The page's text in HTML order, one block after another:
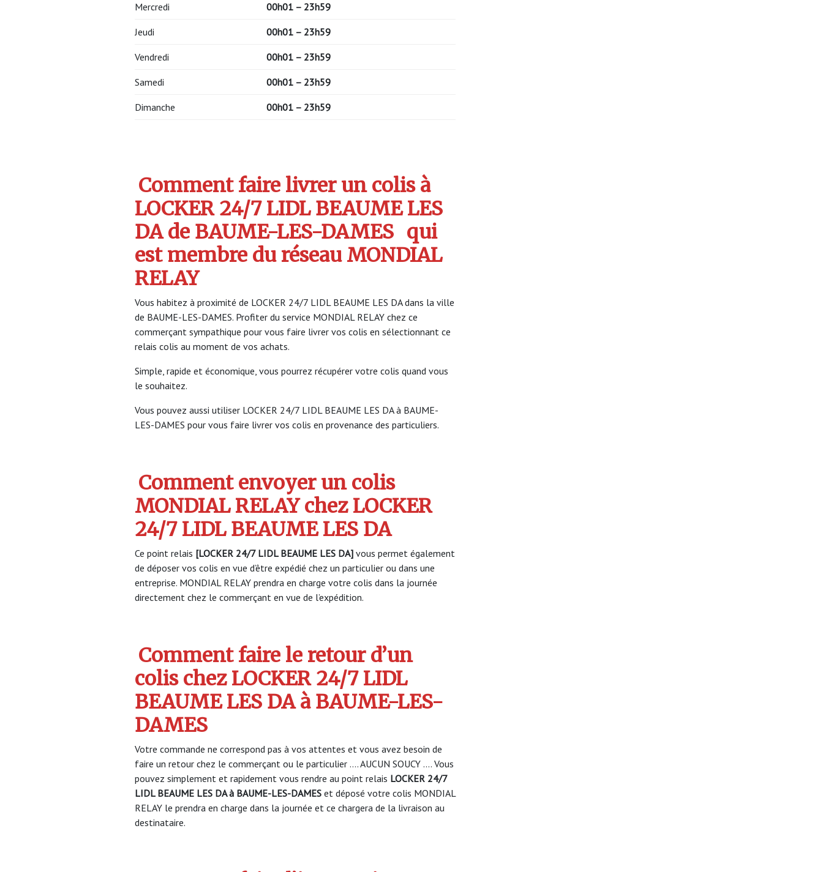
Mercredi 00h01 – 23h59
Jeudi 00h01 – 23h59
Vendredi 00h01 – 23h59
Samedi 00h01 – 23h59
Dimanche 00h01 – 23h59
Comment faire livrer un colis à
LOCKER 24/7 LIDL BEAUME LES
DA de BAUME-LES-DAMES qui
est membre du réseau MONDIAL
RELAY
Vous habitez à proximité de LOCKER 24/7 LIDL BEAUME LES DA dans la ville
de BAUME-LES-DAMES. Profiter du service MONDIAL RELAY chez ce
commerçant sympathique pour vous faire livrer vos colis en sélectionnant ce
relais colis au moment de vos achats.
Simple, rapide et économique, vous pourrez récupérer votre colis quand vous
le souhaitez.
Vous pouvez aussi utiliser LOCKER 24/7 LIDL BEAUME LES DA à BAUME-
LES-DAMES pour vous faire livrer vos colis en provenance des particuliers.
Comment envoyer un colis
MONDIAL RELAY chez LOCKER
24/7 LIDL BEAUME LES DA
Ce point relais [LOCKER 24/7 LIDL BEAUME LES DA] vous permet également
de déposer vos colis en vue d’être expédié chez un particulier ou dans une
entreprise. MONDIAL RELAY prendra en charge votre colis dans la journée
directement chez le commerçant en vue de l’expédition.
Comment faire le retour d’un
colis chez LOCKER 24/7 LIDL
BEAUME LES DA à BAUME-LES-
DAMES
Votre commande ne correspond pas à vos attentes et vous avez besoin de
faire un retour chez le commerçant ou le particulier …. AUCUN SOUCY …. Vous
pouvez simplement et rapidement vous rendre au point relais LOCKER 24/7
LIDL BEAUME LES DA à BAUME-LES-DAMES et déposé votre colis MONDIAL
RELAY le prendra en charge dans la journée et ce chargera de la livraison au
destinataire.